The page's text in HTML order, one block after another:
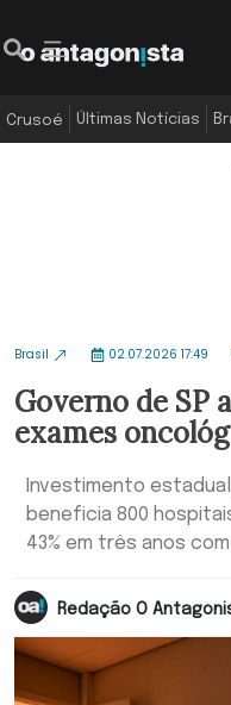
Crusoé Últimas Notícias
Brasil 02.07.2026 17:49
Governo de SP
exames
Investimento estadual
beneficia 800
43% em três anos
Redação O